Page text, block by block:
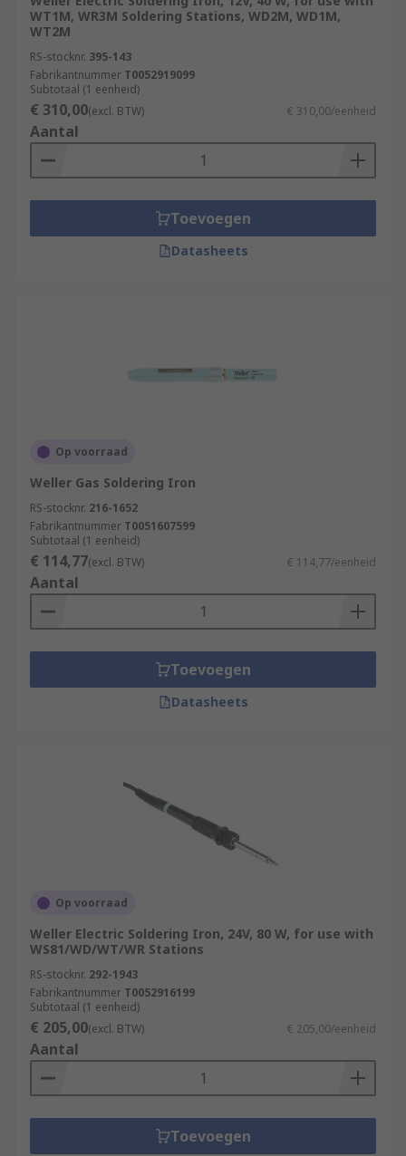
WT1M, WR3M Soldering Stations, WD2M, WD1M,
WT2M
RS-stocknr. 395-143
Fabrikantnummer T0052919099
Subtotaal (1 eenheid)
€ 310,00(excl. BTW) € 310,00/eenheid
Aantal
Toevoegen
Datasheets
Op voorraad
Weller Gas Soldering Iron
RS-stocknr. 216-1652
Fabrikantnummer T0051607599
Subtotaal (1 eenheid)
€ 114,77(excl. BTW) € 114,77/eenheid
Aantal
Toevoegen
Datasheets
Op voorraad
Weller Electric Soldering Iron, 24V, 80 W, for use with
WS81/WD/WT/WR Stations
RS-stocknr. 292-1943
Fabrikantnummer T0052916199
Subtotaal (1 eenheid)
€ 205,00(excl. BTW) € 205,00/eenheid
Aantal
Toevoegen